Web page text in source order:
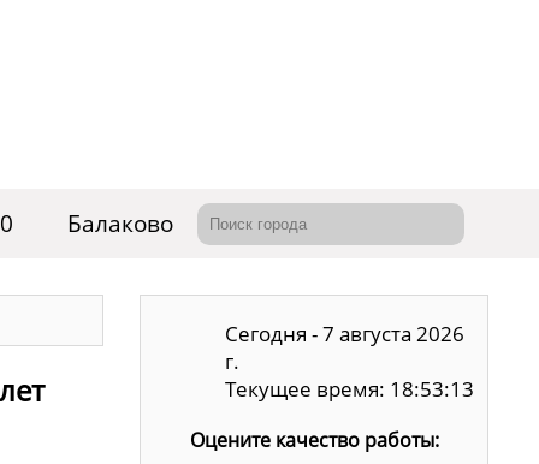
Балаково
Сегодня - 7 августа 2026
г.
Текущее время: 18:53:14
Оцените качество работы: